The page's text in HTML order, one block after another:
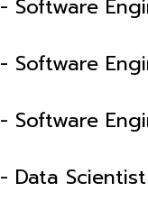
- Software
- Software
- Software
- Data Scientist